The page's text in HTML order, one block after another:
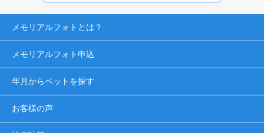
メモリアルフォトとは？
メモリアルフォト申込
年月からペットを探す
お客様の声